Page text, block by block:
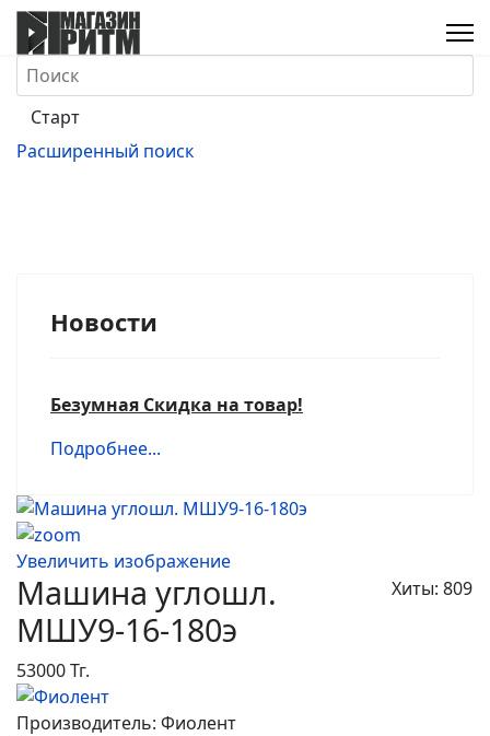
Расширенный поиск
Новости
Безумная Скидка на товар!
Подробнее...
Увеличить изображение
Хиты: 809
Машина углошл.
МШУ9-16-180э
53000 Тг.
Производитель: Фиолент